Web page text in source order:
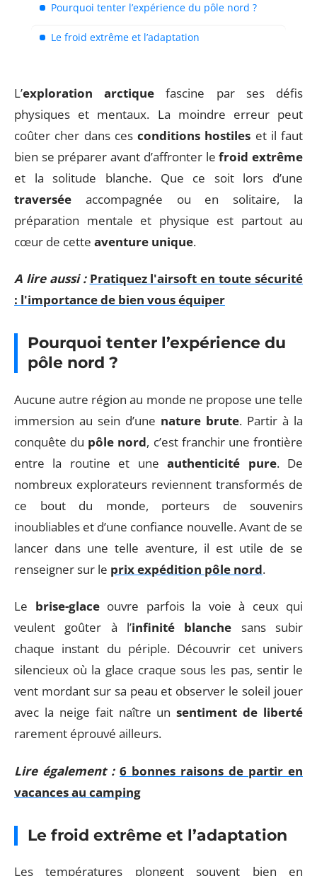
Pourquoi tenter l’expérience du pôle nord ?
Le froid extrême et l’adaptation
L’exploration arctique fascine par ses défis
physiques et mentaux. La moindre erreur peut
coûter cher dans ces conditions hostiles et il faut
bien se préparer avant d’affronter lefroid extrême
et la solitude blanche. Que ce soit lors d’une
traversée accompagnée ou en solitaire, la
préparation mentale et physique est partout au
cœur de cette aventure unique.
A lire aussi : Pratiquez l'airsoft en toute sécurité
: l'importance de bien vous équiper
Pourquoi tenter l’expérience du
pôle nord ?
Aucune autre région au monde ne propose une telle
immersion au sein d’une nature brute. Partir à la
conquête du pôle nord, c’est franchir une frontière
entre la routine et uneauthenticité pure. De
nombreux explorateurs reviennent transformés de
ce bout du monde, porteurs de souvenirs
inoubliables et d’une confiance nouvelle. Avant de se
lancer dans une telle aventure, il est utile de se
renseigner sur le prix expédition pôle nord.
Le brise-glaceouvre parfois la voie à ceux qui
veulent goûter à l’infinité blanche sans subir
chaque instant du périple. Découvrir cet univers
silencieux où la glace craque sous les pas, sentir le
vent mordant sur sa peau et observer le soleil jouer
avec la neige fait naître unsentiment de liberté
rarement éprouvé ailleurs.
Lire également : 6 bonnes raisons de partir en
vacances au camping
Le froid extrême et l’adaptation
Les températures plongent souvent bien en